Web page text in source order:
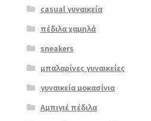
casual γυναικεία
πέδιλα χαμηλά
sneakers
μπαλαρίνες γυναικείες
γυναικεία μοκασίνια
Αμπιγιέ πέδιλα